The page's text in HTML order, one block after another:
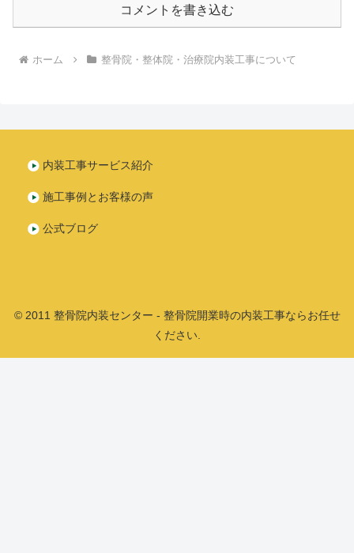
コメントを書き込む
ホーム 整骨院・整体院・治療院内装工事について
内装工事サービス紹介
施工事例とお客様の声
公式ブログ
© 2011 整骨院内装センター - 整骨院開業時の内装工事ならお任せ
ください.